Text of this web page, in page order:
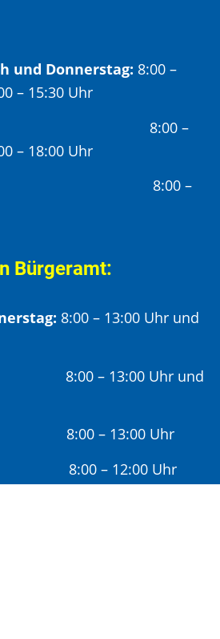
und Donnerstag: 8:00 –
– 15:30 Uhr
8:00 –
– 18:00 Uhr
8:00 –
Bürgeramt:
8:00 – 13:00 Uhr und
– 13:00 Uhr und
– 13:00 Uhr
8:00 – 12:00 Uhr